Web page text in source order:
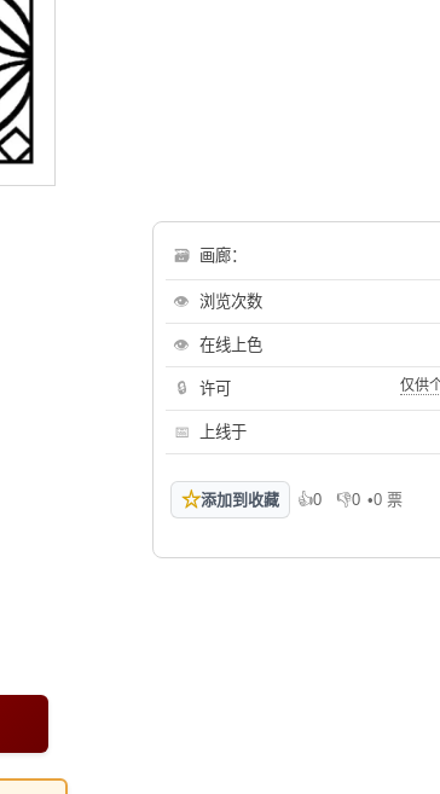
🗃 画廊：
👁 浏览次数
👁 在线上色
🔒 许可 仅供
📅 上线于
☆添加到收藏 👍0
喜欢 👎0
不喜欢
•0 票